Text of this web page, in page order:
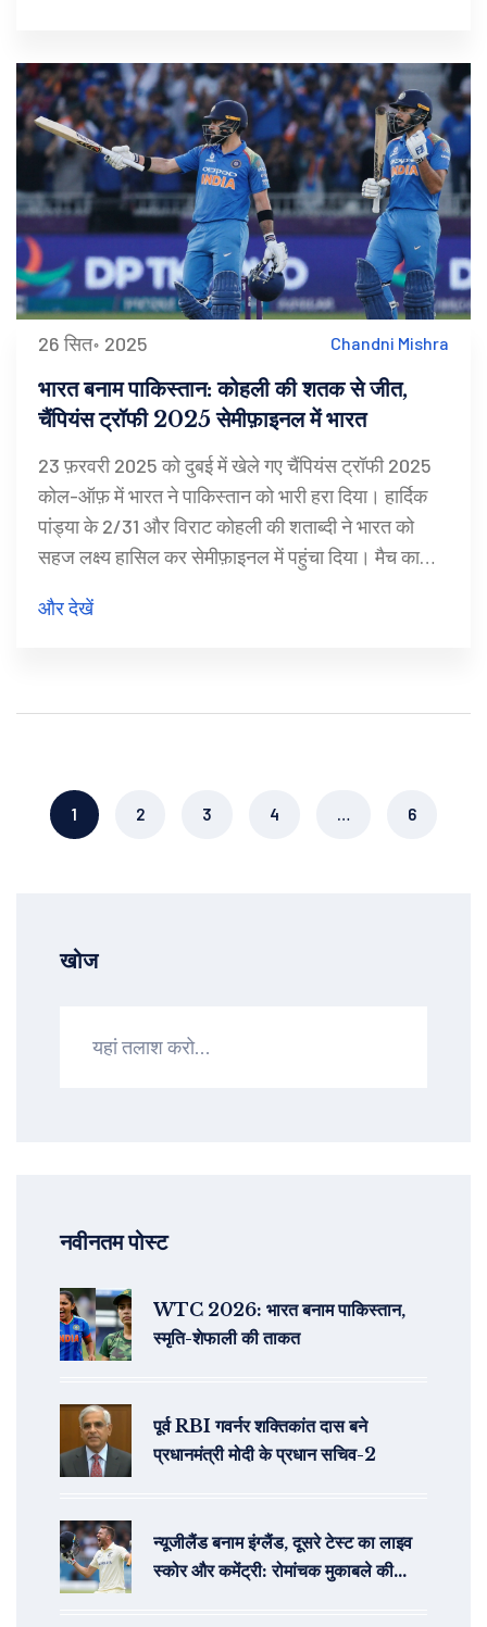
आत्मविश्वास देती है।
26 सित॰ 2025 Chandni Mishra
भारत बनाम पाकिस्तान: कोहली की शतक से जीत,
चैंपियंस ट्रॉफी 2025 सेमीफ़ाइनल में भारत
23 फ़रवरी 2025 को दुबई में खेले गए चैंपियंस ट्रॉफी 2025
कोल-ऑफ़ में भारत ने पाकिस्तान को भारी हरा दिया। हार्दिक
पांड्या के 2/31 और विराट कोहली की शताब्दी ने भारत को
सहज लक्ष्य हासिल कर सेमीफ़ाइनल में पहुंचा दिया। मैच का
से प्रस्तुत हैं।
और देखें
1 2 3 4 6
खोज
नवीनतम पोस्ट
WTC 2026: भारत बनाम पाकिस्तान,
स्मृति-शेफाली की ताकत
पूर्व RBI गवर्नर शक्तिकांत दास बने
प्रधानमंत्री मोदी के प्रधान सचिव-2
न्यूजीलैंड बनाम इंग्लैंड, दूसरे टेस्ट का लाइव
स्कोर और कमेंट्री: रोमांचक मुकाबले की